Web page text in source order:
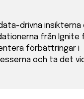
drivna insikterna
från Ignite
förbättringar i
och ta det